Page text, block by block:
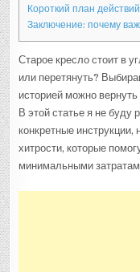
Короткий план
Заключение: почему
Старое кресло стоит в
или перетянуть?
историей можно
В этой статье я не буду
конкретные
хитрости, которые
минимальными